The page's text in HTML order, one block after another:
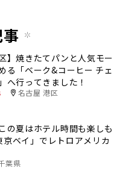
】焼きたてパンと人気モー
る「ベーク&コーヒー チェ
へ行ってきました！
名古屋 港区
の夏はホテル時間も楽しも
京ベイ」でレトロアメリカ
葉県